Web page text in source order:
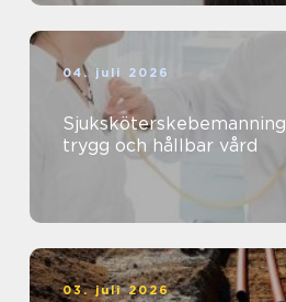
04. juli 2026
Sjuksköterskebemanning nyckeln till
trygg och hållbar vård
03. juli 2026